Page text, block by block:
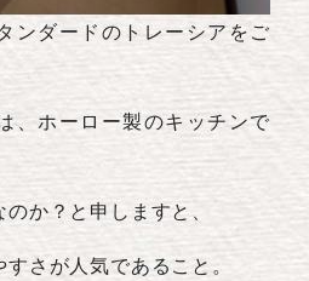
ンダードのトレーシアをご
、ホーロー製のキッチンで
か？と申しますと、
さが人気であること。